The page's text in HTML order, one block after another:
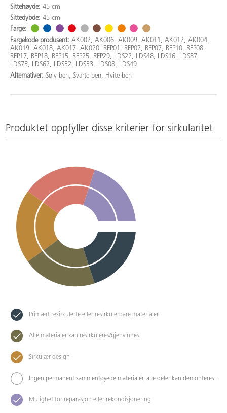
Sittehøyde: 45 cm
Sittedybde: 45 cm
Farge:
Fargekode produsent: AK002, AK006, AK009, AK011, AK012, AK004,
AK019, AK018, AK017, AK020, REP01, REP02, REP07, REP10, REP08,
REP17, REP18, REP15, REP25, REP29, LDS22, LDS48, LDS16, LDS87,
LDS73, LDS62, LDS32, LDS33, LDS08, LDS49
Alternativer: Sølv ben, Svarte ben, Hvite ben
Produktet oppfyller disse kriterier for sirkularitet
Primært resirkulerte eller resirkulerbare materialer
Alle materialer kan resirkuleres/gjenvinnes
Sirkulær design
Ingen permanent sammenføyede materialer, alle deler kan demonteres.
Mulighet for reparasjon eller rekondisjonering